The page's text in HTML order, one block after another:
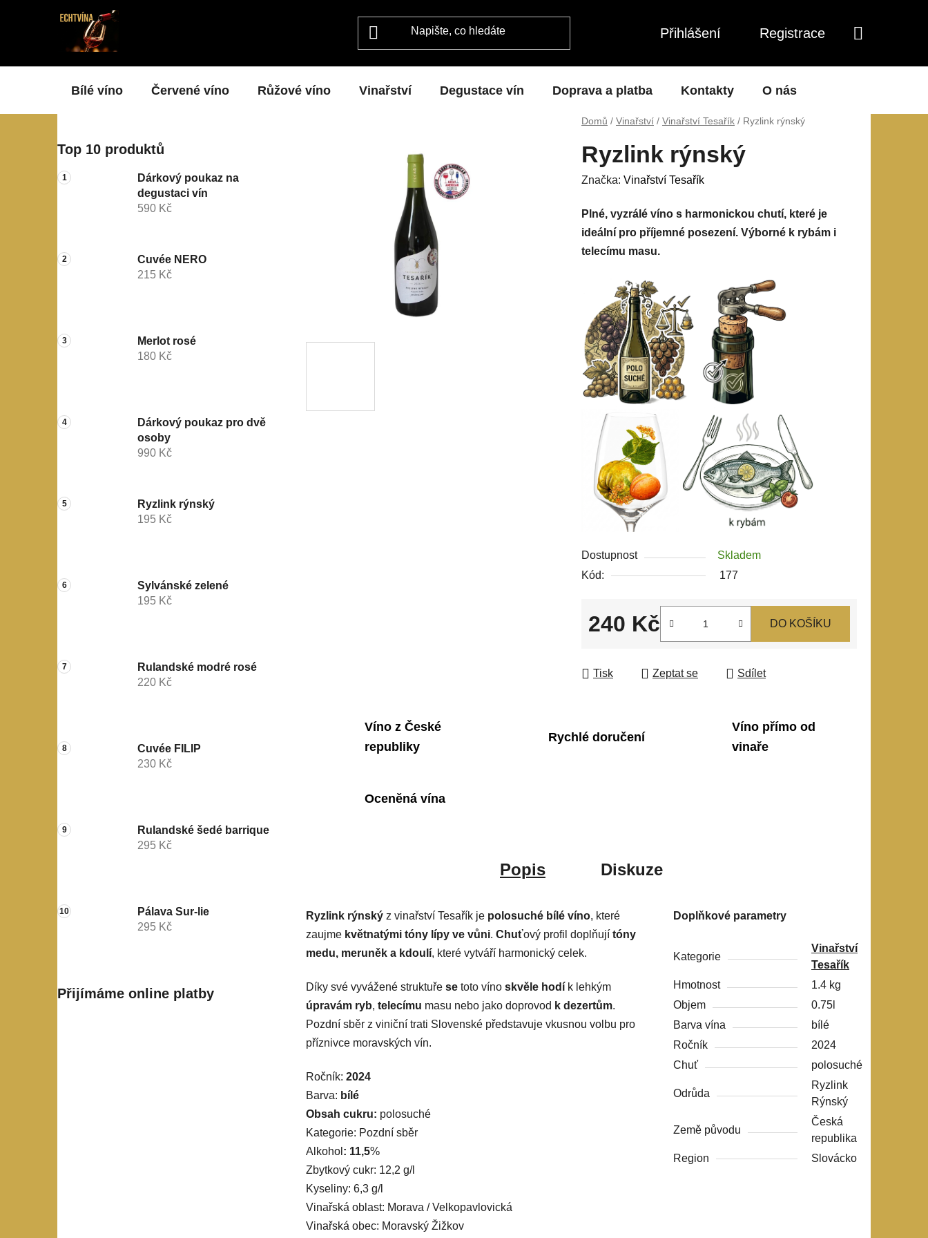
Přihlášení
Registrace
Bílé víno Červené víno Růžové víno Vinařství Degustace vín Doprava a platba Kontakty O nás
Domů / Vinařství / Vinařství Tesařík / Ryzlink rýnský
o
s
t
n
n
e
Top 10 produktů
Dárkový poukaz na
degustaci vín
590 Kč
Cuvée NERO
215 Kč
Merlot rosé
180 Kč
Dárkový poukaz pro dvě
osoby
990 Kč
Ryzlink rýnský
195 Kč
Sylvánské zelené
195 Kč
Rulandské modré rosé
220 Kč
Cuvée FILIP
230 Kč
Rulandské šedé barrique
295 Kč
Pálava Sur-lie
295 Kč
Přijímáme online platby
Ryzlink rýnský
Značka: Vinařství Tesařík
Plné, vyzrálé víno s harmonickou chutí, které je
ideální pro příjemné posezení. Výborné k rybám i
telecímu masu.
Dostupnost
Skladem
Kód:
177
240 Kč DO KOŠÍKU
Tisk Zeptat se Sdílet
Víno z České
republiky
Rychlé doručení
Víno přímo od
vinaře
Oceněná vína
Popis Diskuze
Ryzlink rýnský z vinařství Tesařík je polosuché bílé víno, které
zaujme květnatými tóny lípy ve vůni. Chuťový profil doplňují tóny
medu, meruněk a kdoulí, které vytváří harmonický celek.
Díky své vyvážené struktuře se toto víno skvěle hodí k lehkým
úpravám ryb, telecímu masu nebo jako doprovod k dezertům.
Pozdní sběr z viniční trati Slovenské představuje vkusnou volbu pro
příznivce moravských vín.
Ročník: 2024
Barva: bílé
Obsah cukru: polosuché
Kategorie: Pozdní sběr
Alkohol : 11,5%
Zbytkový cukr: 12,2 g/l
Kyseliny: 6,3 g/l
Vinařská oblast: Morava / Velkopavlovická
Vinařská obec: Moravský Žižkov
Doplňkové parametry
Kategorie
Vinařství
Tesařík
Hmotnost
1.4 kg
Objem
0.75l
Barva vína
bílé
Ročník
2024
Chuť
polosuché
Odrůda
Ryzlink
Rýnský
Země původu
Česká
republika
Region
Slovácko